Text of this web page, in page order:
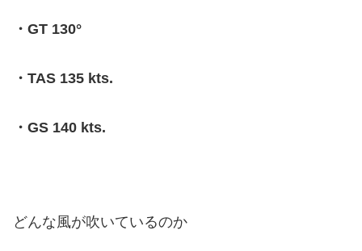
・GT 130°
・TAS 135 kts.
・GS 140 kts.
どんな風が吹いているのか